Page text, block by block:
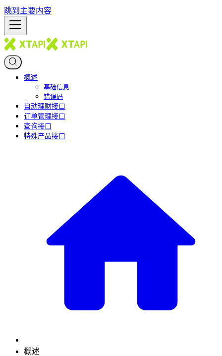
跳到主要内容
概述
基础信息
错误码
自动理财接口
订单管理接口
查询接口
特殊产品接口
概述